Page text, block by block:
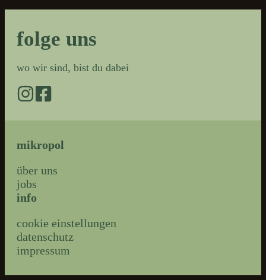
folge uns
wo wir sind, bist du dabei
mikropol
über uns
jobs
info
cookie einstellungen
datenschutz
impressum